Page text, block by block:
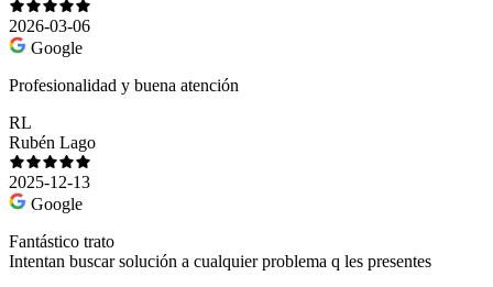
2026-03-06
Google
Profesionalidad y buena atención
RL
Rubén Lago
2025-12-13
Google
Fantástico trato
Intentan buscar solución a cualquier problema q les presentes